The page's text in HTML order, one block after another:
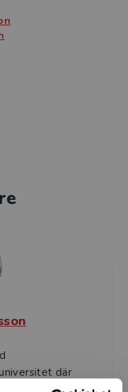
där